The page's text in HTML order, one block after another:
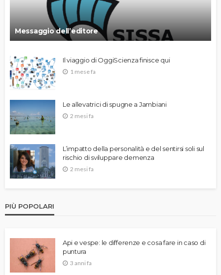
Messaggio dell’editore
Il viaggio di OggiScienza finisce qui
1 mese fa
Le allevatrici di spugne a Jambiani
2 mesi fa
L’impatto della personalità e del sentirsi soli sul
rischio di sviluppare demenza
2 mesi fa
PIÙ POPOLARI
Api e vespe: le differenze e cosa fare in caso di
puntura
3 anni fa